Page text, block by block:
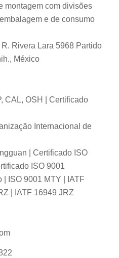
montagem com divisões
e de consumo
R. Rivera Lara 5968 Partido
México
CAL, OSH | Certificado
Internacional de
| Certificado ISO
ISO 9001
| ISO 9001 MTY | IATF
| IATF 16949 JRZ